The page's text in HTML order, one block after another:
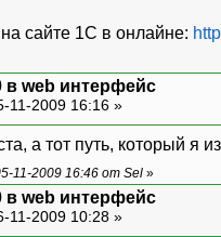
сайте 1С в онлайне:
в web интерфейс
11-2009 16:16 »
а тот путь, который я
11-2009 16:46 от Sel »
в web интерфейс
11-2009 10:28 »